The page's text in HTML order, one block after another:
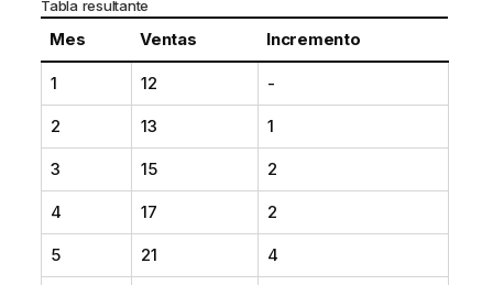
Tabla resultante
Mes Ventas Incremento
1 12 -
2 13 1
3 15 2
4 17 2
5 21 4